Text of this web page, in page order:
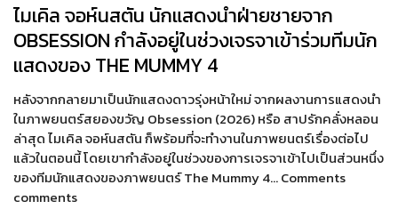
ไมเคิล จอห์นสตัน นักแสดงนำฝ่ายชายจาก
OBSESSION กำลังอยู่ในช่วงเจรจาเข้าร่วมทีมนัก
แสดงของ THE MUMMY 4
หลังจากกลายมาเป็นนักแสดงดาวรุ่งหน้าใหม่ จากผลงานการแสดงนำ
ในภาพยนตร์สยองขวัญ Obsession (2026) หรือ สาปรักคลั่งหลอน
ล่าสุด ไมเคิล จอห์นสตัน ก็พร้อมที่จะทำงานในภาพยนตร์เรื่องต่อไป
แล้วในตอนนี้ โดยเขากำลังอยู่ในช่วงของการเจรจาเข้าไปเป็นส่วนหนึ่ง
ของทีมนักแสดงของภาพยนตร์ The Mummy 4… Comments
comments